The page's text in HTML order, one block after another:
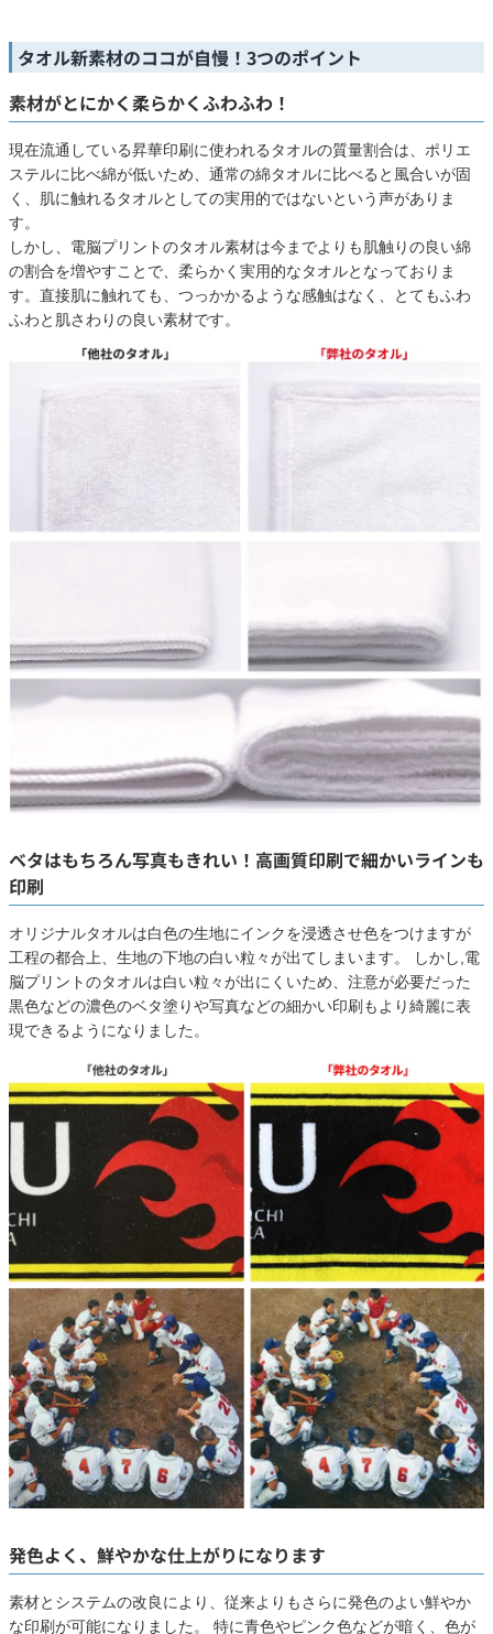
タオル新素材のココが自慢！3つのポイント
素材がとにかく柔らかくふわふわ！
現在流通している昇華印刷に使われるタオルの質量割合は、ポリエ
ステルに比べ綿が低いため、通常の綿タオルに比べると風合いが固
く、肌に触れるタオルとしての実用的ではないという声がありま
す。
しかし、電脳プリントのタオル素材は今までよりも肌触りの良い綿
の割合を増やすことで、柔らかく実用的なタオルとなっておりま
す。直接肌に触れても、つっかかるような感触はなく、とてもふわ
ふわと肌さわりの良い素材です。
ベタはもちろん写真もきれい！高画質印刷で細かいラインも
印刷
オリジナルタオルは白色の生地にインクを浸透させ色をつけますが
工程の都合上、生地の下地の白い粒々が出てしまいます。 しかし,電
脳プリントのタオルは白い粒々が出にくいため、注意が必要だった
黒色などの濃色のベタ塗りや写真などの細かい印刷もより綺麗に表
現できるようになりました。
発色よく、鮮やかな仕上がりになります
素材とシステムの改良により、従来よりもさらに発色のよい鮮やか
な印刷が可能になりました。 特に青色やピンク色などが暗く、色が